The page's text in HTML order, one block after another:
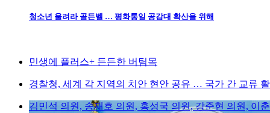
청소년 울려라 골든벨 … 평화통일 공감대 확산을 위해
민생에 플러스+ 든든한 버팀목
경찰청, 세계 각 지역의 치안 현안 공유 … 국가 간 교류
김민석 의원, 송재호 의원, 홍성국 의원, 강준현 의원, 이